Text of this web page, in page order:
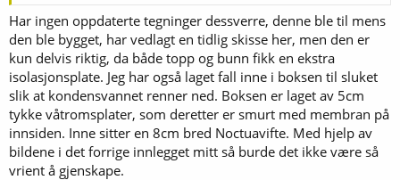
Har ingen oppdaterte tegninger dessverre, denne ble til mens
den ble bygget, har vedlagt en tidlig skisse her, men den er
kun delvis riktig, da både topp og bunn fikk en ekstra
isolasjonsplate. Jeg har også laget fall inne i boksen til sluket
slik at kondensvannet renner ned. Boksen er laget av 5cm
tykke våtromsplater, som deretter er smurt med membran på
innsiden. Inne sitter en 8cm bred Noctuavifte. Med hjelp av
bildene i det forrige innlegget mitt så burde det ikke være så
vrient å gjenskape.